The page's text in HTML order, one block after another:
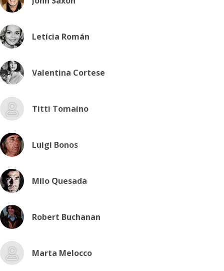
Letícia Román
Valentina Cortese
Titti Tomaino
Luigi Bonos
Milo Quesada
Robert Buchanan
Marta Melocco